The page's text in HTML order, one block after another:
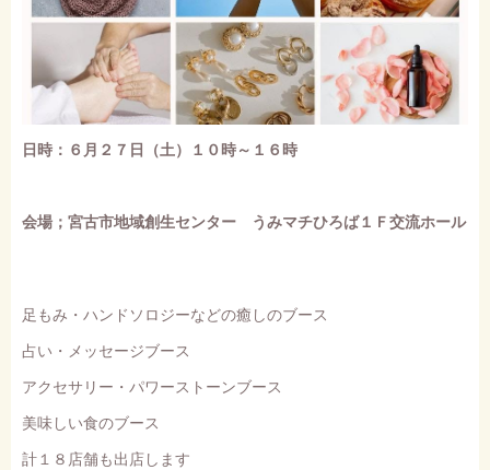
日時：６月２７日（土）１０時～１６時
会場；宮古市地域創生センター うみマチひろば１Ｆ交流ホール
足もみ・ハンドソロジーなどの癒しのブース
占い・メッセージブース
アクセサリー・パワーストーンブース
美味しい食のブース
計１８店舗も出店します